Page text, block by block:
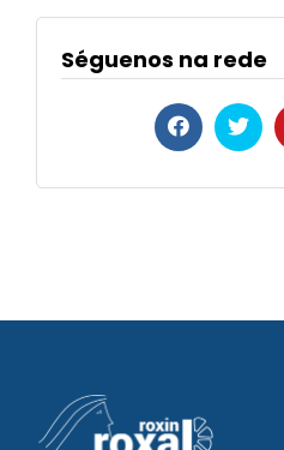
Séguenos na rede